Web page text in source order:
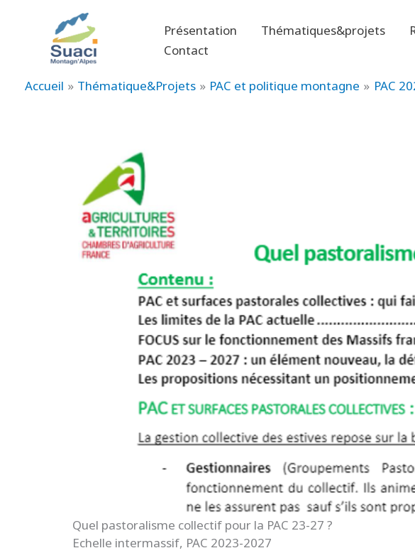
Présentation Thématiques&projets
Contact
Accueil Thématique&Projets PAC et politique montagne PAC
Quel pastoralisme collectif pour la PAC 23-27 ?
Echelle intermassif, PAC 2023-2027